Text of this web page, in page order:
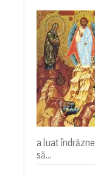
a luat
să...